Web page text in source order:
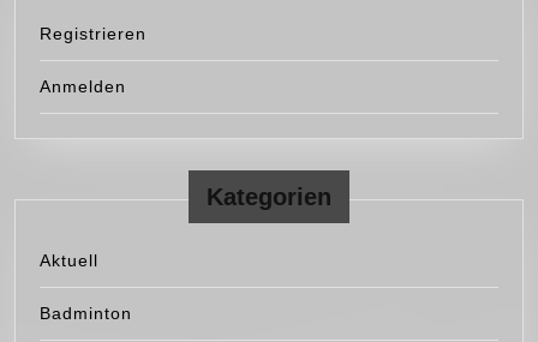
Registrieren
Anmelden
Kategorien
Aktuell
Badminton